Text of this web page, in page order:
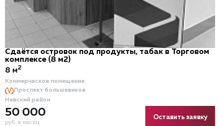
Сдаётся островок под продукты, табак в Торговом
комплексе (8 м2)
Коммерческое помещение
Проспект большевиков
Невский район
50 000
руб. в месяц
8 м2
Оставить заявку